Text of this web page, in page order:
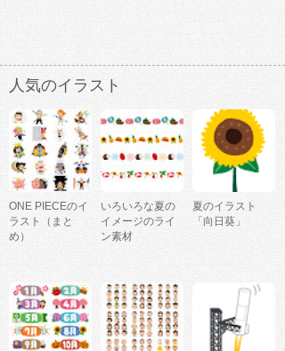
人気のイラスト
ONE PIECEのイ
ラスト（まと
め）
いろいろな夏の
イメージのライ
ン素材
夏のイラスト
「向日葵」